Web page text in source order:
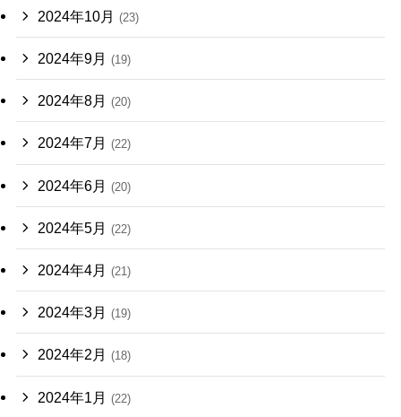
2024年10月 (23)
2024年9月 (19)
2024年8月 (20)
2024年7月 (22)
2024年6月 (20)
2024年5月 (22)
2024年4月 (21)
2024年3月 (19)
2024年2月 (18)
2024年1月 (22)